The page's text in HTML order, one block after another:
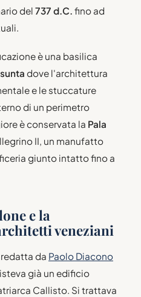
del 737 d.C. fino ad
è una basilica
dove l'architettura
e le stuccature
di un perimetro
è conservata la Pala
II, un manufatto
giunto intatto fino a
e la
veneziani
da Paolo Diacono
già un edificio
Callisto. Si trattava